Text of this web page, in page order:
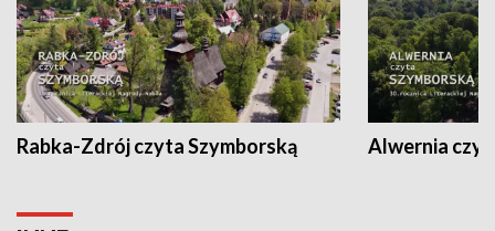
Rabka-Zdrój czyta Szymborską Alwernia